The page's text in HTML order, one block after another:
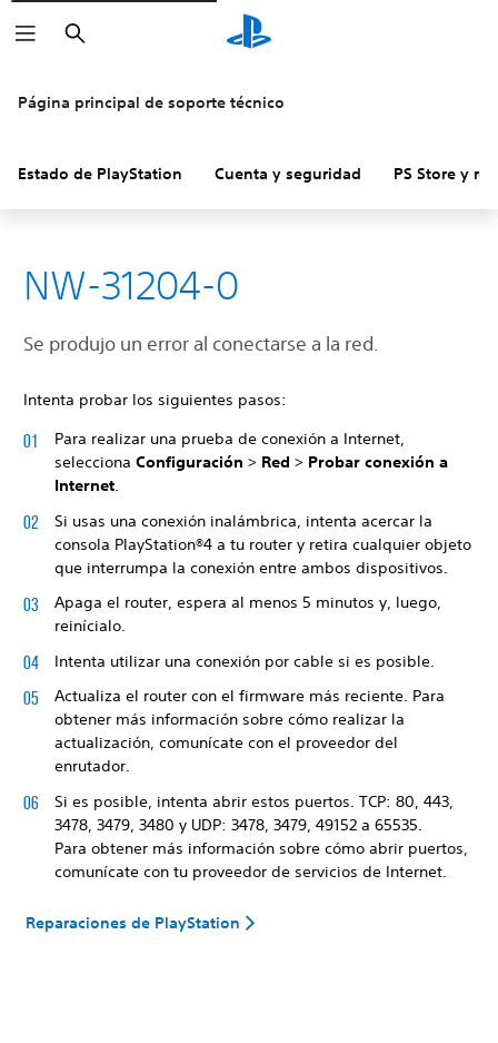
Buscar
Página principal de soporte técnico
Estado de PlayStation Cuenta y seguridad PS Store y
NW-31204-0
Se produjo un error al conectarse a la red.
Intenta probar los siguientes pasos:
Para realizar una prueba de conexión a Internet,
selecciona Configuración > Red > Probar conexión a
Internet.
Si usas una conexión inalámbrica, intenta acercar la
consola PlayStation®4 a tu router y retira cualquier objeto
que interrumpa la conexión entre ambos dispositivos.
Apaga el router, espera al menos 5 minutos y, luego,
reinícialo.
Intenta utilizar una conexión por cable si es posible.
Actualiza el router con el firmware más reciente. Para
obtener más información sobre cómo realizar la
actualización, comunícate con el proveedor del
enrutador.
Si es posible, intenta abrir estos puertos. TCP: 80, 443,
3478, 3479, 3480 y UDP: 3478, 3479, 49152 a 65535.
Para obtener más información sobre cómo abrir puertos,
comunícate con tu proveedor de servicios de Internet.
Reparaciones de PlayStation